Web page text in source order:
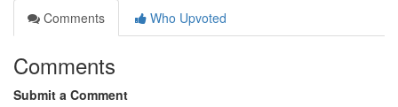
Comments
Who Upvoted
Comments
Submit a Comment